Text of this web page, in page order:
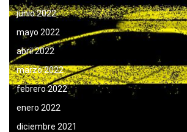
junio 2022
mayo 2022
abril 2022
marzo 2022
febrero 2022
enero 2022
diciembre 2021